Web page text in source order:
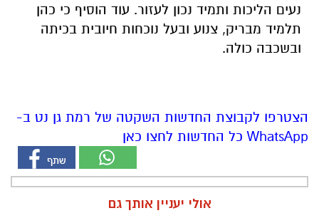
נעים הליכות ותמיד נכון לעזור. עוד הוסיף כי כהן
תלמיד מבריק, צנוע ובעל נוכחות חיובית בכיתה
ובשכבה כולה.
הצטרפו לקבוצת החדשות השקטה של רמת גן נט ב-
WhatsApp כל החדשות לחצו כאן
אולי יעניין אותך גם